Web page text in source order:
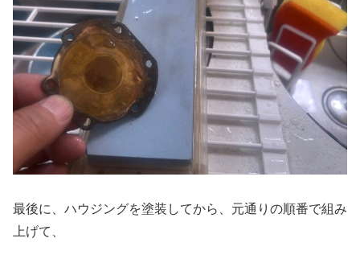
最後に、ハウジングを塗装してから、元通りの順番で組み
上げて、